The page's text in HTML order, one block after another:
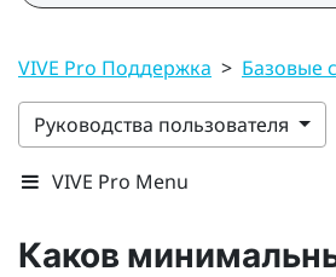
VIVE Pro Поддержка > Базовые
Руководства пользователя
VIVE Pro Menu
Каков